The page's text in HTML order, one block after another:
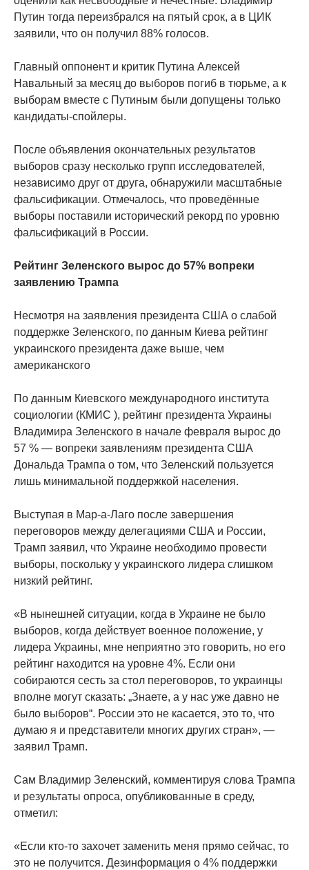
Путин тогда переизбрался на пятый срок, а в ЦИК
заявили, что он получил 88% голосов.
Главный оппонент и критик Путина Алексей
Навальный за месяц до выборов погиб в тюрьме, а к
выборам вместе с Путиным были допущены только
кандидаты-спойлеры.
После объявления окончательных результатов
выборов сразу несколько групп исследователей,
независимо друг от друга, обнаружили масштабные
фальсификации. Отмечалось, что проведённые
выборы поставили исторический рекорд по уровню
фальсификаций в России.
Рейтинг Зеленского вырос до 57% вопреки
заявлению Трампа
Несмотря на заявления президента США о слабой
поддержке Зеленского, по данным Киева рейтинг
украинского президента даже выше, чем
американского
По данным Киевского международного института
социологии (КМИС ), рейтинг президента Украины
Владимира Зеленского в начале февраля вырос до
57 % — вопреки заявлениям президента США
Дональда Трампа о том, что Зеленский пользуется
лишь минимальной поддержкой населения.
Выступая в Мар-а-Лаго после завершения
переговоров между делегациями США и России,
Трамп заявил, что Украине необходимо провести
выборы, поскольку у украинского лидера слишком
низкий рейтинг.
«В нынешней ситуации, когда в Украине не было
выборов, когда действует военное положение, у
лидера Украины, мне неприятно это говорить, но его
рейтинг находится на уровне 4%. Если они
собираются сесть за стол переговоров, то украинцы
вполне могут сказать: „Знаете, а у нас уже давно не
было выборов“. России это не касается, это то, что
думаю я и представители многих других стран», —
заявил Трамп.
Сам Владимир Зеленский, комментируя слова Трампа
и результаты опроса, опубликованные в среду,
отметил:
«Если кто-то захочет заменить меня прямо сейчас, то
это не получится. Дезинформация о 4% поддержки